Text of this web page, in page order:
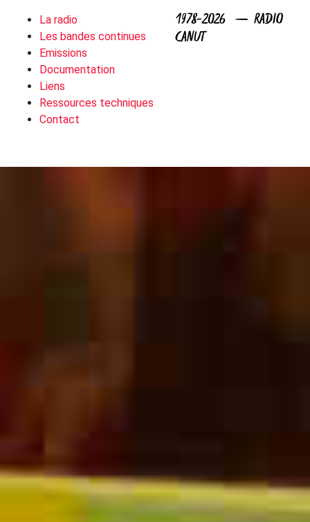
La radio
Les bandes continues
Emissions
Documentation
Liens
Ressources techniques
Contact
1978-2026 — RADIO
CANUT